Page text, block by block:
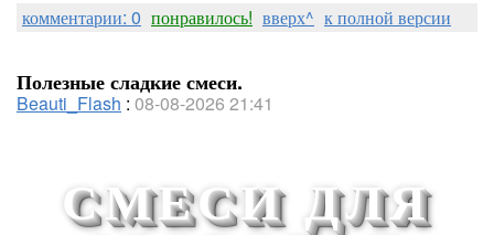
комментарии: 0 понравилось! вверх^ к полной версии
Полезные сладкие смеси.
Beauti_Flash : 08-08-2026 21:41
СМЕСИ ДЛЯ